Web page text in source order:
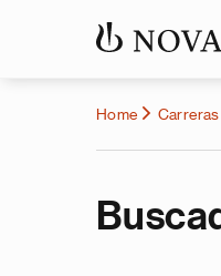
Home Carreras